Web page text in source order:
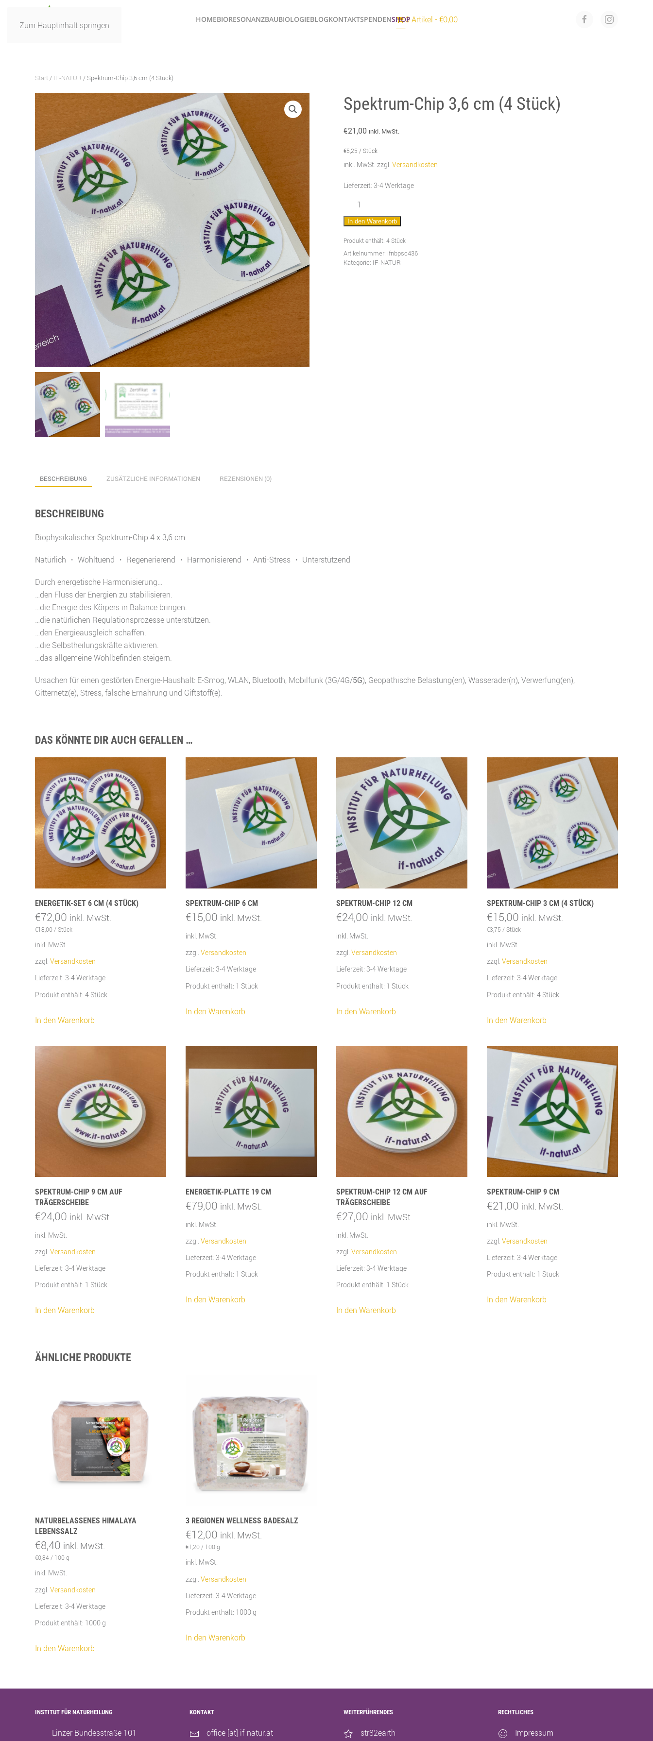
Zum Hauptinhalt springen
HOMEBIORESONANZBAUBIOLOGIEBLOGKONTAKTSPENDENSHOP0 Artikel €0,00
Start/ IF-NATUR / Spektrum-Chip 3,6 cm (4 Stück)
Spektrum-Chip 3,6 cm (4 Stück)
€21,00 inkl. MwSt.
€5,25 /Stück
inkl. MwSt. zzgl. Versandkosten
Lieferzeit: 3-4 Werktage
Spektrum-
3,6
cm
(4
Stück)
In den Warenkorb
Produkt enthält: 4 Stück
Artikelnummer: ifnbpsc436
Kategorie: IF-NATUR
BESCHREIBUNG ZUSÄTZLICHE INFORMATIONEN REZENSIONEN (0)
BESCHREIBUNG
Biophysikalischer Spektrum-Chip 4 x 3,6 cm
Natürlich ・ Wohltuend ・ Regenerierend ・ Harmonisierend ・ Anti-Stress ・ Unterstützend
Durch energetische Harmonisierung…
…den Fluss der Energien zu stabilisieren.
…die Energie des Körpers in Balance bringen.
…die natürlichen Regulationsprozesse unterstützen.
…den Energieausgleich schaffen.
…die Selbstheilungskräfte aktivieren.
…das allgemeine Wohlbefinden steigern.
Ursachen für einen gestörten Energie-Haushalt: E-Smog, WLAN, Bluetooth, Mobilfunk (3G/4G/5G), Geopathische Belastung(en), Wasserader(n), Verwerfung(en),
Gitternetz(e), Stress, falsche Ernährung und Giftstoff(e).
DAS KÖNNTE DIR AUCH GEFALLEN …
ENERGETIK-SET 6 CM (4 STÜCK)
€72,00 inkl. MwSt.
€18,00 /Stück
inkl. MwSt.
zzgl. Versandkosten
Lieferzeit: 3-4 Werktage
Produkt enthält: 4Stück
In den Warenkorb
SPEKTRUM-CHIP 6 CM
€15,00 inkl. MwSt.
inkl. MwSt.
zzgl. Versandkosten
Lieferzeit: 3-4 Werktage
Produkt enthält: 1 Stück
In den Warenkorb
SPEKTRUM-CHIP 12 CM
€24,00 inkl. MwSt.
inkl. MwSt.
zzgl. Versandkosten
Lieferzeit: 3-4 Werktage
Produkt enthält: 1 Stück
In den Warenkorb
SPEKTRUM-CHIP 3 CM (4 STÜCK)
€15,00 inkl. MwSt.
€3,75 /Stück
inkl. MwSt.
zzgl. Versandkosten
Lieferzeit: 3-4 Werktage
Produkt enthält: 4Stück
In den Warenkorb
SPEKTRUM-CHIP 9 CM AUF
TRÄGERSCHEIBE
€24,00 inkl. MwSt.
inkl. MwSt.
zzgl. Versandkosten
Lieferzeit: 3-4 Werktage
Produkt enthält: 1 Stück
In den Warenkorb
ENERGETIK-PLATTE 19 CM
€79,00 inkl. MwSt.
inkl. MwSt.
zzgl. Versandkosten
Lieferzeit: 3-4 Werktage
Produkt enthält: 1 Stück
In den Warenkorb
SPEKTRUM-CHIP 12 CM AUF
TRÄGERSCHEIBE
€27,00 inkl. MwSt.
inkl. MwSt.
zzgl. Versandkosten
Lieferzeit: 3-4 Werktage
Produkt enthält: 1 Stück
In den Warenkorb
SPEKTRUM-CHIP 9 CM
€21,00 inkl. MwSt.
inkl. MwSt.
zzgl. Versandkosten
Lieferzeit: 3-4 Werktage
Produkt enthält: 1 Stück
In den Warenkorb
ÄHNLICHE PRODUKTE
NATURBELASSENES HIMALAYA
LEBENSSALZ
€8,40 inkl. MwSt.
€0,84/ 100g
inkl. MwSt.
zzgl. Versandkosten
Lieferzeit: 3-4 Werktage
Produkt enthält: 1000g
In den Warenkorb
3 REGIONEN WELLNESS BADESALZ
€12,00 inkl. MwSt.
€1,20/ 100g
inkl. MwSt.
zzgl. Versandkosten
Lieferzeit: 3-4 Werktage
Produkt enthält: 1000g
In den Warenkorb
INSTITUT FÜR NATURHEILUNG
Linzer Bundesstraße 101
KONTAKT
office [at] if-natur.at
WEITERFÜHRENDES
str82earth
RECHTLICHES
Impressum